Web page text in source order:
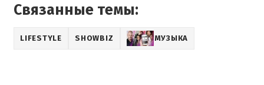
Связанные темы:
LIFESTYLE SHOWBIZ МУЗЫКА